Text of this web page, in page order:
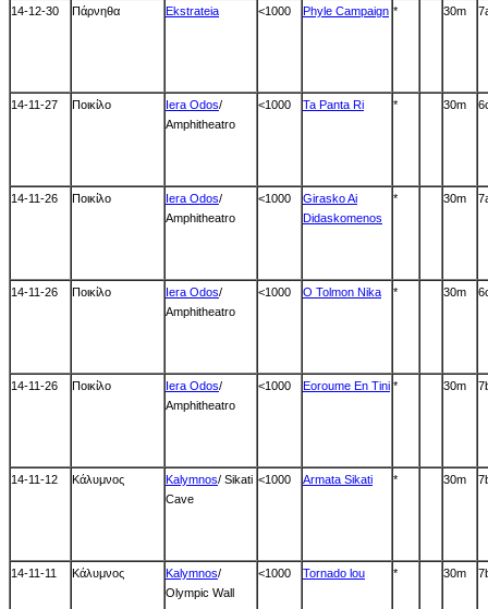
14-12-30 Πάρνηθα Ekstrateia <1000 Phyle Campaign * 30m
14-11-27 Ποικίλο Iera Odos/
Amphitheatro
<1000 Ta Panta Ri * 30m
14-11-26 Ποικίλο Iera Odos/
Amphitheatro
<1000
Girasko Ai
Didaskomenos
* 30m
14-11-26 Ποικίλο Iera Odos/
Amphitheatro
<1000 O Tolmon Nika * 30m
14-11-26 Ποικίλο Iera Odos/
Amphitheatro
<1000 Eoroume En Tini * 30m
14-11-12 Κάλυμνος Kalymnos/ Sikati
Cave
<1000 Armata Sikati * 30m
14-11-11 Κάλυμνος Kalymnos/
Olympic Wall
<1000 Tornado lou * 30m